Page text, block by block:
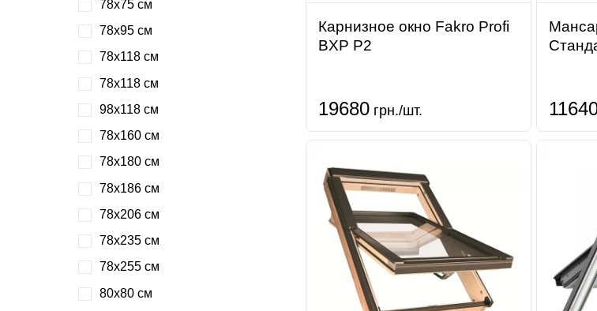
Карнизное окно Fakro Profi
BXP P2
19680 грн./шт.
78х75 см
78х95 см
78х118 см
78х118 см
98х118 см
78х160 см
78х180 см
78х186 см
78х206 см
78х235 см
78х255 см
80х80 см